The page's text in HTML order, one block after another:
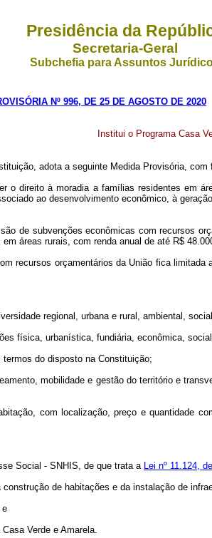
Presidência da
Secretaria-Geral
Subchefia para Assuntos
Nº 996, DE 25 DE AGOSTO DE 2020
Institui o Programa Casa
adota a seguinte Medida Provisória, com
direito à moradia a famílias residentes em
ao desenvolvimento econômico, à
de subvenções econômicas com recursos
áreas rurais, com renda anual de até R$
recursos orçamentários da União fica
regional, urbana e rural, ambiental,
física, urbanística, fundiária, econômica,
do disposto na Constituição;
mobilidade e gestão do território e
com localização, preço e quantidade
Social - SNHIS, de que trata a Lei nº 11.124,
de habitações e da instalação de
e
Verde e Amarela.